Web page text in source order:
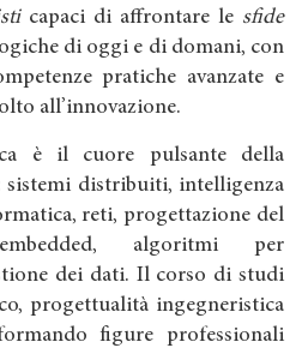
capaci di affrontare le sfide
di oggi e di domani, con
pratiche avanzate e
all’innovazione.
è il cuore pulsante della
sistemi distribuiti, intelligenza
reti, progettazione del
algoritmi per
dei dati. Il corso di studi
progettualità ingegneristica
figure professionali